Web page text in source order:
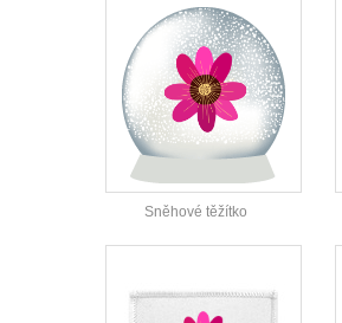
Sněhové těžítko